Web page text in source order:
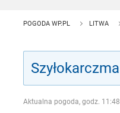
POGODA WP.PL LITWA
Aktualna pogoda, godz. 11:48